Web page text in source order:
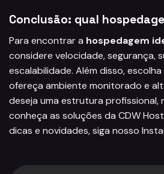
Conclusão: qual
Para encontrar a hospedagem
considere velocidade, segurança,
escalabilidade. Além disso,
ofereça ambiente monitorado e
deseja uma estrutura profissional,
conheça as soluções da CDW Host
dicas e novidades, siga nosso